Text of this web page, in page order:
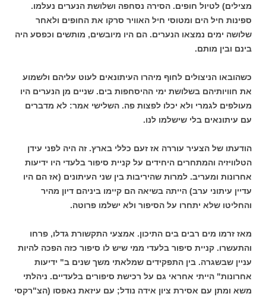
מצילים) לטיול חופים. הסירה נסחפה ושלושת הנערים נעלמו.
ספינות חיל הים ומטוסי חיל האוויר סרקו את החופים ולאחר
שלושה ימים נמצאו הנערים. הם היו מיובשים, מותשים וכפסע היה
בינם ובין מותם.
כשהובאו הניצולים לחוף מיהרו העיתונאים לעוט עליהם ולשמוע
את חוויותיהם בשלושת ימי ההיסחפות בים. שניים מן הנערים היו
מעולפים לגמרי ולא יכלו לפצות פה. השלישי אמר: לא מדברים
עם עיתונאים בלי שישלמו לנו.
הודעתו של הצעיר עוררה אז זעם כללי בארץ. זה היה לפני עידן
הטלוויזיה והמתחרים היחידים על קניית סיפור בלעדי היו ידיעות
אחרונות ומעריב. למרות שהיריבות בין שני העיתונים (אז הם היו
עדיין עיתוני ערב) הייתה בשיאה הם קיימו ביניהם דיון מהיר
והחליטו שלא יתחרו על הסיפור ולא ישלמו פרוטה.
מאז זרמו מים רבים בים התיכון. אמצעי התקשורת גדלו, פרחו
והתעשרו. קניית סיפור בלעדי ממי שיש לו סיפור כזה הפכה להיות
עניין שבשגרה. בין התפקידים שמלאתי משך שנים ב" ידיעות
אחרונות" הייתי אחראי גם על רכישת סיפורים בלעדיים. ניהלתי
משא ומתן עם אסירת ציון אידה נודל; עם עיזאת נאפסו (הצ"רקסי